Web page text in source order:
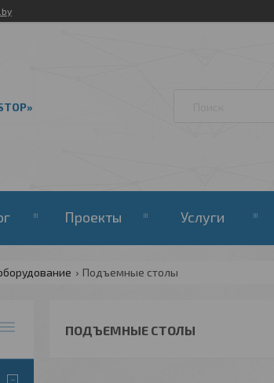
Проекты Услуги
Подъемные столы
ПОДЪЕМНЫЕ СТОЛЫ